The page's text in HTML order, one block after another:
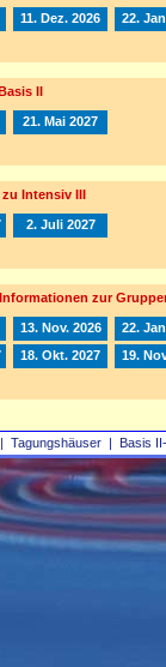
| Tagungshäuser | Basis
11. Dez. 2026 22.
II
21. Mai 2027
Intensiv III
2. Juli 2027
Informationen zur
13. Nov. 2026
22.
18. Okt. 2027 19.